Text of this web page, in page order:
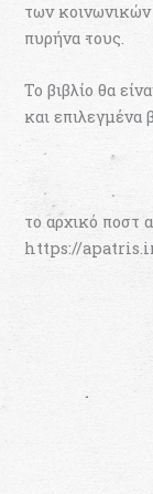
των κοινωνικών
πυρήνα τους.
Το βιβλίο θα
και επιλεγμένα
το αρχικό ποστ
https://